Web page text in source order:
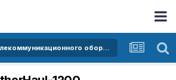
Покупка и продажа телекоммуникационного оборудования